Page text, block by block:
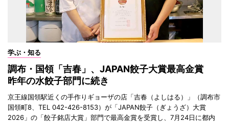
学ぶ・知る
調布・国領「吉春」、JAPAN餃子大賞最高金賞
昨年の水餃子部門に続き
京王線国領駅近くの手作りギョーザの店「吉春（よしはる）」（調布市
国領町8、TEL 042-426-8153）が「JAPAN餃子（ぎょうざ）大賞
2026」の「餃子銘店大賞」部門で最高金賞を受賞し、7月24日に都内